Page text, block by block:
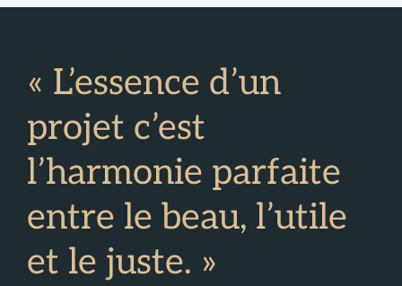
« L’essence d’un
projet c’est
l’harmonie parfaite
entre le beau, l’utile
et le juste. »